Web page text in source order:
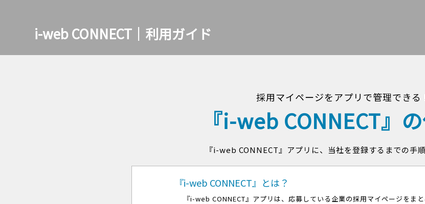
i-web CONNECT｜利用ガイド
採用マイページをアプリで管理できる
『i-web CONNECT』
『i-web CONNECT』アプリに、当社を登録するまでの手順
『i-web CONNECT』とは？
『i-web CONNECT』アプリは、応募している企業の採用マイページをま